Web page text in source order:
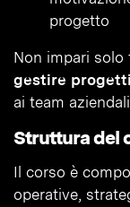
progetto
Non impari solo
gestire
ai team
Struttura del
Il corso è
operative,